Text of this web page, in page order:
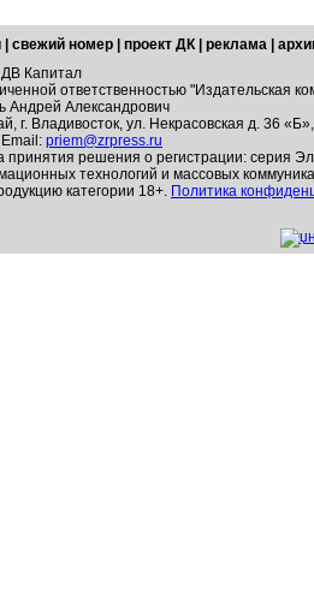
свежий номер проект ДК реклама
Капитал
ответственностью "Издательская
Андрей Александрович
г. Владивосток, ул. Некрасовская д. 36
priem@zrpress.ru
принятия решения о регистрации: серия
технологий и массовых
категории 18+. Политика